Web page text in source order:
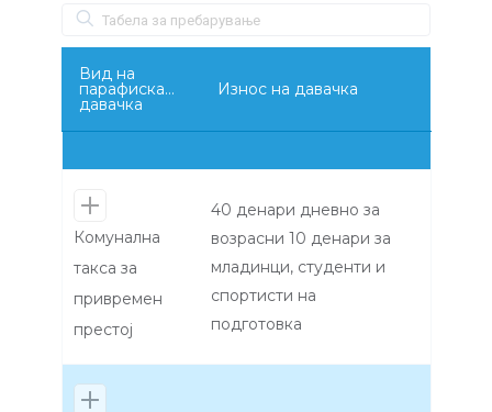
Вид на
парафискална
давачка
Износ на давачка
Комунална
такса за
привремен
престој
40 денари дневно за
возрасни 10 денари за
младинци, студенти и
спортисти на
подготовка